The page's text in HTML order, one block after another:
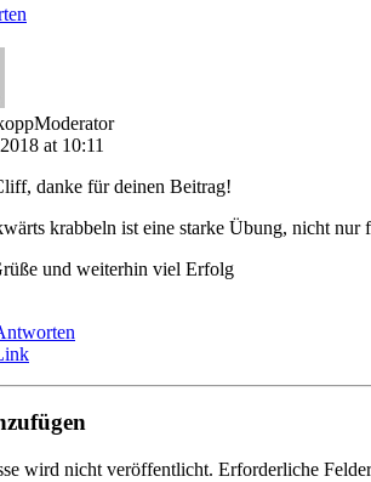
Moderator
at 10:11
danke für deinen Beitrag!
krabbeln ist eine starke Übung, nicht nur
und weiterhin viel Erfolg
wird nicht veröffentlicht. Erforderliche